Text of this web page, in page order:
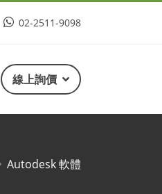
02-2511-9098
線上詢價
Autodesk 軟體